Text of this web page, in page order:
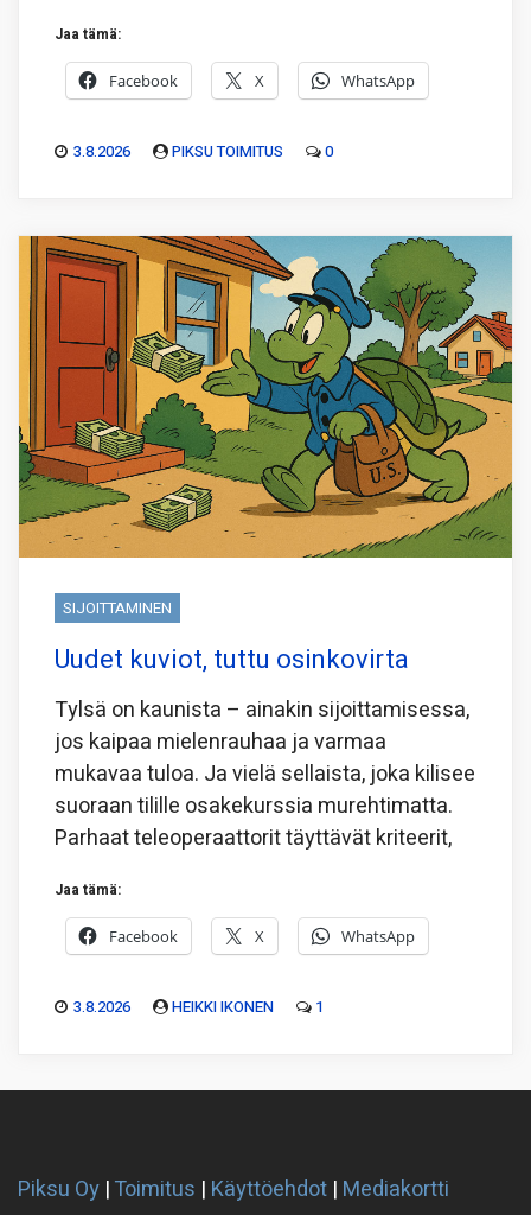
Jaa tämä:
Facebook X WhatsApp
3.8.2026 PIKSU TOIMITUS 0
SIJOITTAMINEN
Uudet kuviot, tuttu osinkovirta
Tylsä on kaunista – ainakin sijoittamisessa,
jos kaipaa mielenrauhaa ja varmaa
mukavaa tuloa. Ja vielä sellaista, joka kilisee
suoraan tilille osakekurssia murehtimatta.
Parhaat teleoperaattorit täyttävät kriteerit,
Jaa tämä:
Facebook X WhatsApp
3.8.2026 HEIKKI IKONEN 1
Piksu Oy |Toimitus | Käyttöehdot | Mediakortti